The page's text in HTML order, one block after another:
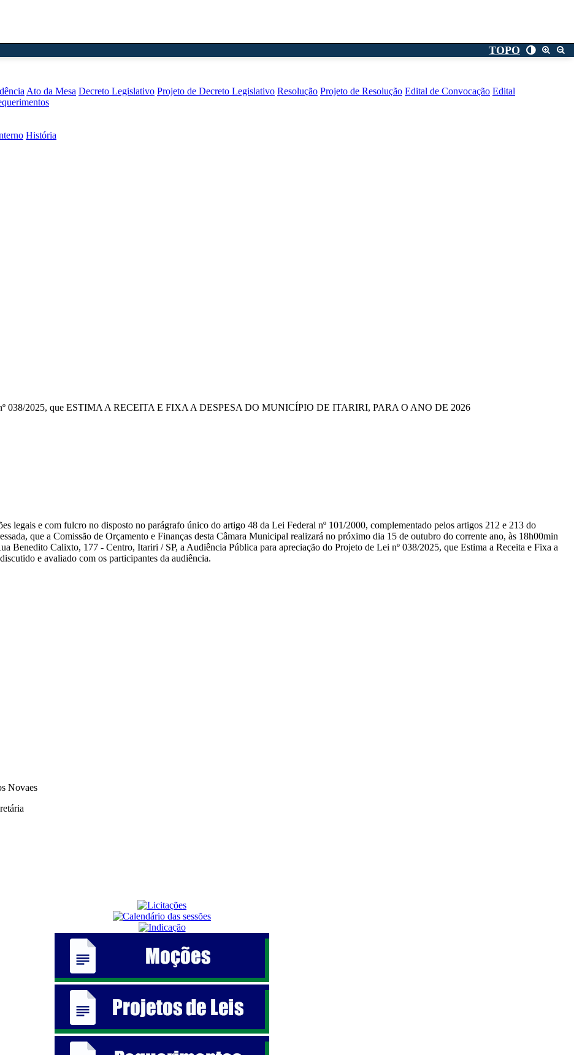
TOPO
Ato da Mesa Decreto Legislativo Projeto de Decreto Legislativo Resolução Projeto de Resolução Edital de Convocação Edital
História
nº 038/2025, que ESTIMA A RECEITA E FIXA A DESPESA DO MUNICÍPIO DE ITARIRI, PARA O ANO DE 2026
legais e com fulcro no disposto no parágrafo único do artigo 48 da Lei Federal nº 101/2000, complementado pelos artigos 212 e 213 do
que a Comissão de Orçamento e Finanças desta Câmara Municipal realizará no próximo dia 15 de outubro do corrente ano, às 18h00min
Benedito Calixto, 177 - Centro, Itariri / SP, a Audiência Pública para apreciação do Projeto de Lei nº 038/2025, que Estima a Receita e Fixa a
e avaliado com os participantes da audiência.
Novaes